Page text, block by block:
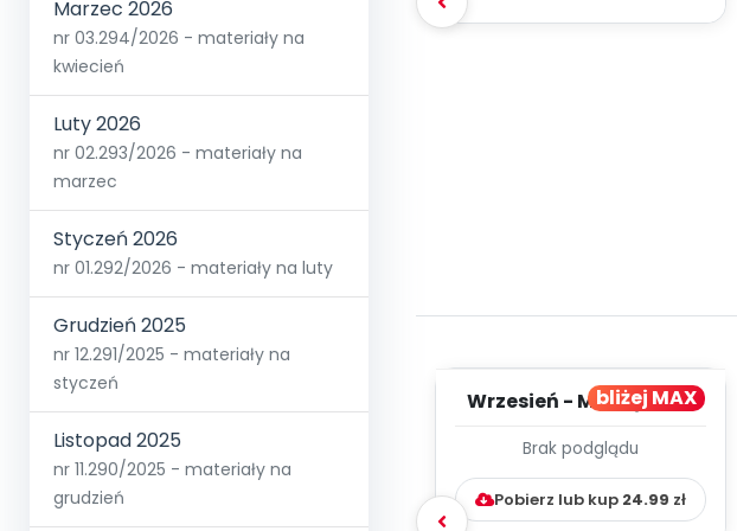
Marzec 2026
nr 03.294/2026 - materiały na
kwiecień
Luty 2026
nr 02.293/2026 - materiały na
marzec
Styczeń 2026
nr 01.292/2026 - materiały na luty
Grudzień 2025
nr 12.291/2025 - materiały na
styczeń
Listopad 2025
nr 11.290/2025 - materiały na
grudzień
bliżej MAX
Wrzesień - MIESIĘCZNY
WYCHOWAWCZO –
DYDAKTYC...
Brak podglądu
Pobierz lub kup 24.99 zł